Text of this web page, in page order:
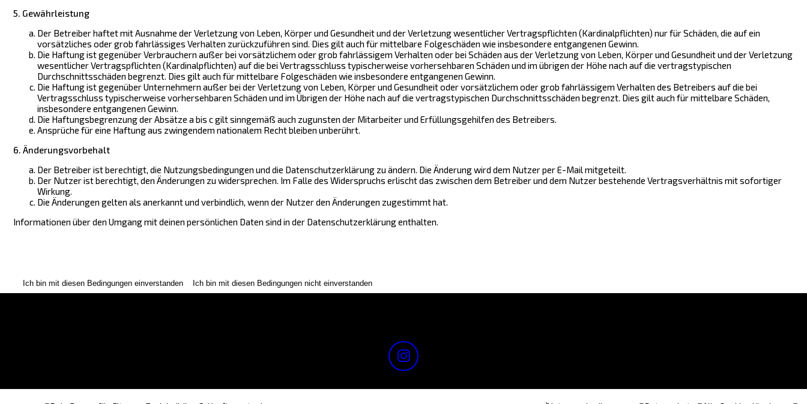
5. Gewährleistung
Der Betreiber haftet mit Ausnahme der Verletzung von Leben, Körper und Gesundheit und der Verletzung wesentlicher Vertragspflichten (Kardinalpflichten) nur für Schäden, die auf ein
vorsätzliches oder grob fahrlässiges Verhalten zurückzuführen sind. Dies gilt auch für mittelbare Folgeschäden wie insbesondere entgangenen Gewinn.
Die Haftung ist gegenüber Verbrauchern außer bei vorsätzlichem oder grob fahrlässigem Verhalten oder bei Schäden aus der Verletzung von Leben, Körper und Gesundheit und der Verletzung
wesentlicher Vertragspflichten (Kardinalpflichten) auf die bei Vertragsschluss typischerweise vorhersehbaren Schäden und im übrigen der Höhe nach auf die vertragstypischen
Durchschnittsschäden begrenzt. Dies gilt auch für mittelbare Folgeschäden wie insbesondere entgangenen Gewinn.
Die Haftung ist gegenüber Unternehmern außer bei der Verletzung von Leben, Körper und Gesundheit oder vorsätzlichem oder grob fahrlässigem Verhalten des Betreibers auf die bei
Vertragsschluss typischerweise vorhersehbaren Schäden und im Übrigen der Höhe nach auf die vertragstypischen Durchschnittsschäden begrenzt. Dies gilt auch für mittelbare Schäden,
insbesondere entgangenen Gewinn.
Die Haftungsbegrenzung der Absätze a bis c gilt sinngemäß auch zugunsten der Mitarbeiter und Erfüllungsgehilfen des Betreibers.
Ansprüche für eine Haftung aus zwingendem nationalem Recht bleiben unberührt.
6. Änderungsvorbehalt
Der Betreiber ist berechtigt, die Nutzungsbedingungen und die Datenschutzerklärung zu ändern. Die Änderung wird dem Nutzer per E-Mail mitgeteilt.
Der Nutzer ist berechtigt, den Änderungen zu widersprechen. Im Falle des Widerspruchs erlischt das zwischen dem Betreiber und dem Nutzer bestehende Vertragsverhältnis mit sofortiger
Wirkung.
Die Änderungen gelten als anerkannt und verbindlich, wenn der Nutzer den Änderungen zugestimmt hat.
Informationen über den Umgang mit deinen persönlichen Daten sind in der Datenschutzerklärung enthalten.